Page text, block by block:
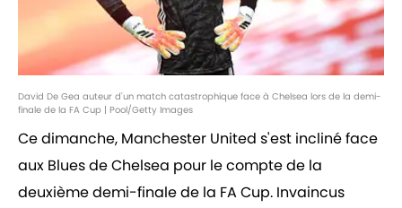
David De Gea auteur d'un match catastrophique face à Chelsea lors de la demi-
finale de la FA Cup | Pool/Getty Images
Ce dimanche, Manchester United s'est incliné face
aux Blues de Chelsea pour le compte de la
deuxième demi-finale de la FA Cup. Invaincus